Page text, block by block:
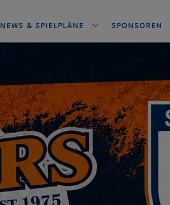
NEWS & SPIELPLÄNE SPONSOREN